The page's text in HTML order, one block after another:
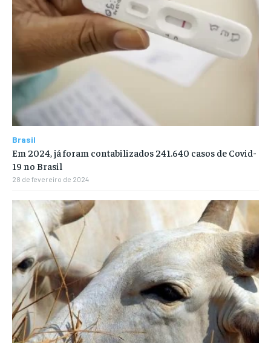
Brasil
Em 2024, já foram contabilizados 241.640 casos de Covid-
19 no Brasil
28 de fevereiro de 2024